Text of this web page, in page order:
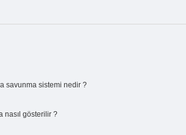
savunma sistemi nedir ?
nasıl gösterilir ?